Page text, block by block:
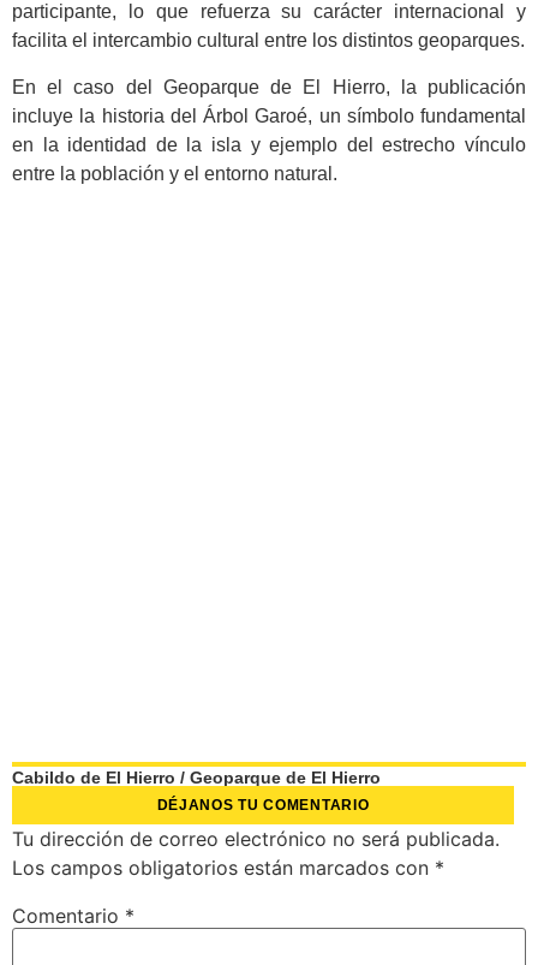
participante, lo que refuerza su carácter internacional y
facilita el intercambio cultural entre los distintos geoparques.
En el caso del Geoparque de El Hierro, la publicación
incluye la historia del Árbol Garoé, un símbolo fundamental
en la identidad de la isla y ejemplo del estrecho vínculo
entre la población y el entorno natural.
Cabildo de El Hierro / Geoparque de El Hierro
DÉJANOS TU COMENTARIO
Tu dirección de correo electrónico no será publicada.
Los campos obligatorios están marcados con *
Comentario *